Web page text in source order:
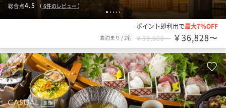
1 2 3 4 5
総合点4.5 （ 6件のレビュー ）
ポイント即利用で最大7％OFF
素泊まり /2名 ￥39,600〜 ￥36,828〜
旅館